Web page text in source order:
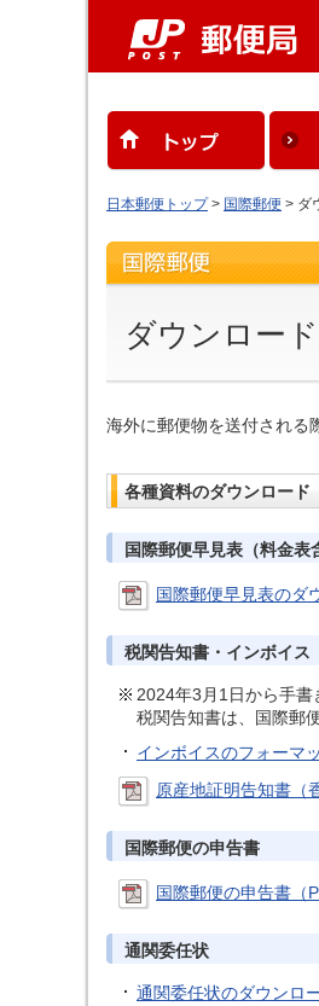
日本郵便トップ> 国際郵便 > ダ
ダウンロード
海外に郵便物を送付される
各種資料のダウンロード
国際郵便早見表（料金表
国際郵便早見表のダ
税関告知書・インボイス
2024年3月1日から手書
税関告知書は、国際郵
インボイスのフォーマ
原産地証明告知書（
国際郵便の申告書
国際郵便の申告書（
通関委任状
通関委任状のダウンロ